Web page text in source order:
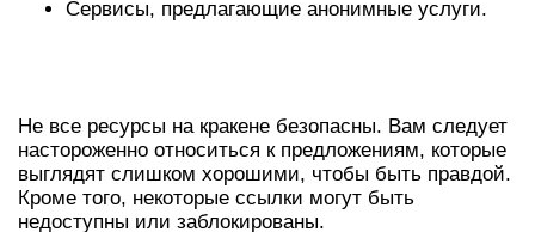
Сервисы, предлагающие анонимные услуги.
Не все ресурсы на кракене безопасны. Вам следует
настороженно относиться к предложениям, которые
выглядят слишком хорошими, чтобы быть правдой.
Кроме того, некоторые ссылки могут быть
недоступны или заблокированы.